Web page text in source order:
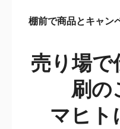
棚前で商品とキャン
売り場で
刷の
マヒト